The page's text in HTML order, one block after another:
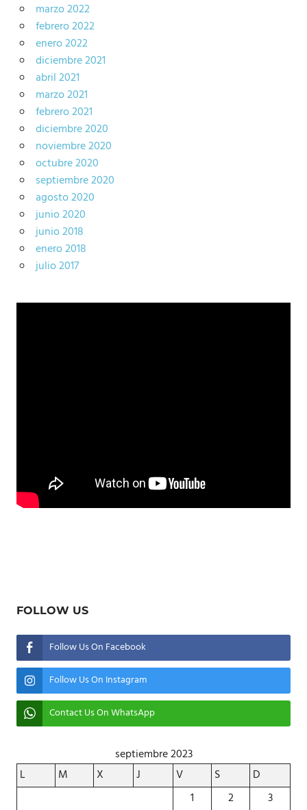
marzo 2022
febrero 2022
enero 2022
diciembre 2021
abril 2021
marzo 2021
febrero 2021
diciembre 2020
noviembre 2020
octubre 2020
septiembre 2020
agosto 2020
junio 2020
junio 2018
enero 2018
julio 2017
FOLLOW US
Follow Us On Facebook
Follow Us On Instagram
Contact Us On WhatsApp
septiembre 2023
L
M X J V S
D
1
2 3